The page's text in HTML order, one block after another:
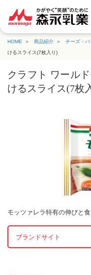
HOME 商品紹介 チーズ・バ
けるスライス(7枚入り)
クラフト ワール
けるスライス(7枚
モッツァレラ特有の伸びと
ブランドサイト